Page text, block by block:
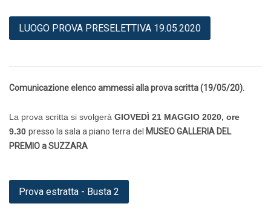
LUOGO PROVA PRESELETTIVA 19.05.2020
Comunicazione elenco ammessi alla prova scritta (19/05/20).
La prova scritta si svolgerà GIOVEDÌ 21 MAGGIO 2020, ore
9.30 presso la sala a piano terra del MUSEO GALLERIA DEL
PREMIO a SUZZARA
Prova estratta - Busta 2